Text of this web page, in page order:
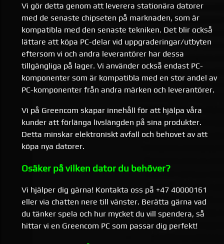
Vi gör detta genom att leverera stationära datorer
med de senaste chipseten på marknaden, som är
kompatibla med den senaste tekniken. Det blir också
lättare att köpa PC-delar vid uppgraderingar/utbyten
eftersom vi och andra leverantörer har dessa
tillgängliga på lager. Vi använder också endast PC-
komponenter som är kompatibla med en stor andel av
PC-komponenter från andra märken och leverantörer.
Vi på Greencom skapar innehåll för att hjälpa våra
kunder att förlänga livslängden på sina produkter.
Detta minskar elektroniskt avfall och behovet av att
köpa nya datorer.
Osäker på vilken dator du behöver?
Vi hjälper dig gärna! Kontakta oss på +47 40000161
eller via chatten nere till vänster. Berätta gärna vad
du tänker spela och hur mycket du vill spendera, så
hittar vi en Greencom PC som passar dig perfekt!